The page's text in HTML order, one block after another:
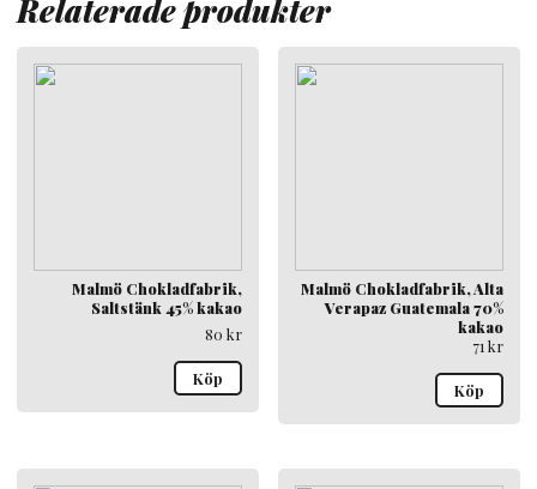
Relaterade produkter
Malmö Chokladfabrik,
Saltstänk 45% kakao
80 kr
Köp
Malmö Chokladfabrik, Alta
Verapaz Guatemala 70%
kakao
71 kr
Köp